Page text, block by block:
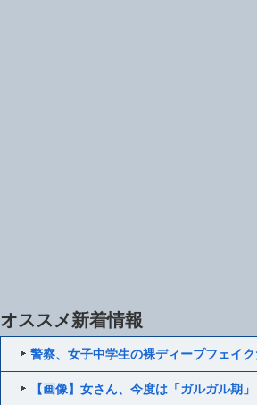
オススメ新着情報
警察、女子中学生の裸ディープフェイ
【画像】女さん、今度は「ガルガル期